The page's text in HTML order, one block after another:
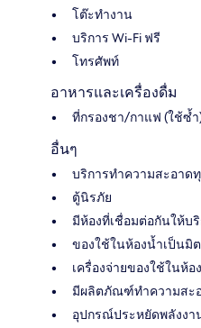
โต๊ะทำงาน
บริการ Wi-Fi ฟรี
โทรศัพท์
อาหารและเครื่องดื่ม
ที่กรองชา/กาแฟ (ใช้ซ้ำ
อื่นๆ
บริการทำความสะอาด
ตู้นิรภัย
มีห้องที่เชื่อมต่อกันให้บ
ของใช้ในห้องน้ำเป็นมิ
เครื่องจ่ายของใช้ในห้อ
มีผลิตภัณฑ์ทำความสะ
อุปกรณ์ประหยัดพลังงา